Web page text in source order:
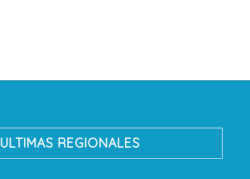
ULTIMAS REGIONALES